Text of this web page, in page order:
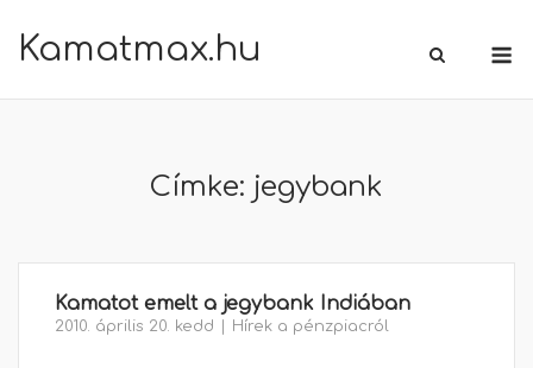
Kamatmax.hu
Címke: jegybank
Kamatot emelt a jegybank Indiában
2010. április 20. kedd Hírek a pénzpiacról